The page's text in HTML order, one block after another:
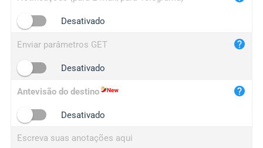
Desativado
Enviar parâmetros GET
Desativado
Antevisão do destino
Desativado
Escreva suas anotações aqui